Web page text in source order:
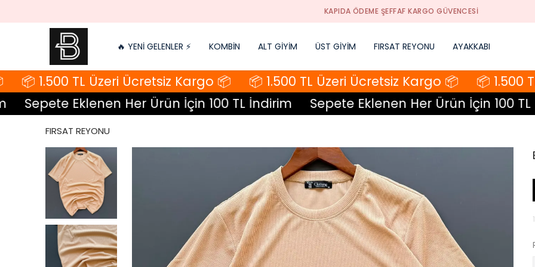
KAPIDA ÖDEME ŞEFFAF KARGO GÜVENCESI
🔥 YENİ GELENLER ⚡️ KOMBİN ALT GİYİM ÜST GİYİM FIRSAT REYONU AYAKKABI
📦 1.500 TL Üzeri Ücretsiz Kargo 📦 📦 1.500 TL Üzeri Ücretsiz Kargo 📦 📦 1.500
Sepete Eklenen Her Ürün İçin 100 TL İndirim
Sepete Eklenen Her Ürün İçin 100 TL
FIRSAT REYONU